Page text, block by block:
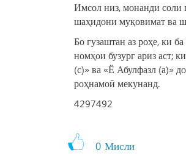
Имсол низ, монанди соли
шаҳидони муқовимат ва
Бо гузаштан аз роҳе, ки
номҳои бузург ариз аст;
(с)» ва «Ё Абулфазл (а)»
роҳнамоӣ мекунанд.
4297492
0 Мисли